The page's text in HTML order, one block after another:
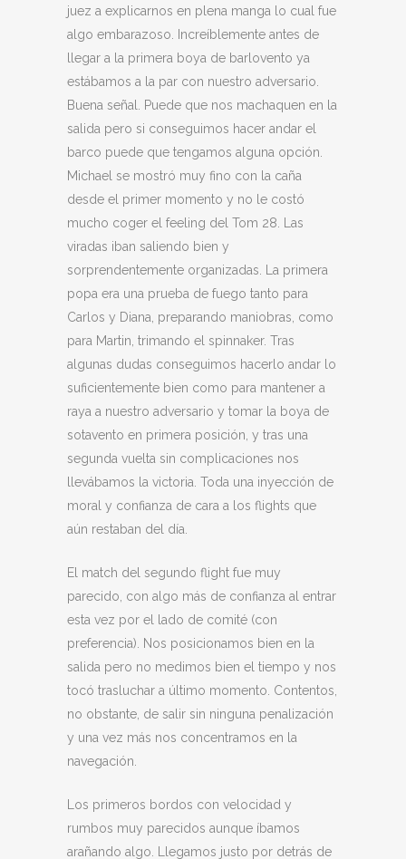
juez a explicarnos en plena manga lo cual fue
algo embarazoso. Increíblemente antes de
llegar a la primera boya de barlovento ya
estábamos a la par con nuestro adversario.
Buena señal. Puede que nos machaquen en la
salida pero si conseguimos hacer andar el
barco puede que tengamos alguna opción.
Michael se mostró muy fino con la caña
desde el primer momento y no le costó
mucho coger el feeling del Tom 28. Las
viradas iban saliendo bien y
sorprendentemente organizadas. La primera
popa era una prueba de fuego tanto para
Carlos y Diana, preparando maniobras, como
para Martin, trimando el spinnaker. Tras
algunas dudas conseguimos hacerlo andar lo
suficientemente bien como para mantener a
raya a nuestro adversario y tomar la boya de
sotavento en primera posición, y tras una
segunda vuelta sin complicaciones nos
llevábamos la victoria. Toda una inyección de
moral y confianza de cara a los flights que
aún restaban del día.
El match del segundo flight fue muy
parecido, con algo más de confianza al entrar
esta vez por el lado de comité (con
preferencia). Nos posicionamos bien en la
salida pero no medimos bien el tiempo y nos
tocó trasluchar a último momento. Contentos,
no obstante, de salir sin ninguna penalización
y una vez más nos concentramos en la
navegación.
Los primeros bordos con velocidad y
rumbos muy parecidos aunque íbamos
arañando algo. Llegamos justo por detrás de